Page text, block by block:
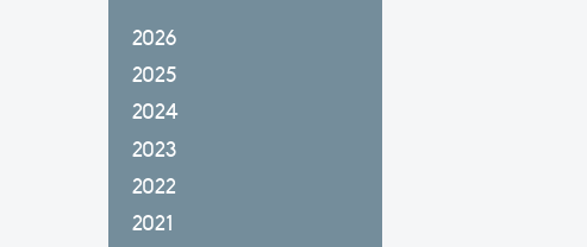
2026
2025
2024
2023
2022
2021